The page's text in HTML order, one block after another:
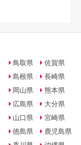
鳥取県
島根県
岡山県
広島県
山口県
徳島県
佐賀県
長崎県
熊本県
大分県
宮崎県
鹿児島県